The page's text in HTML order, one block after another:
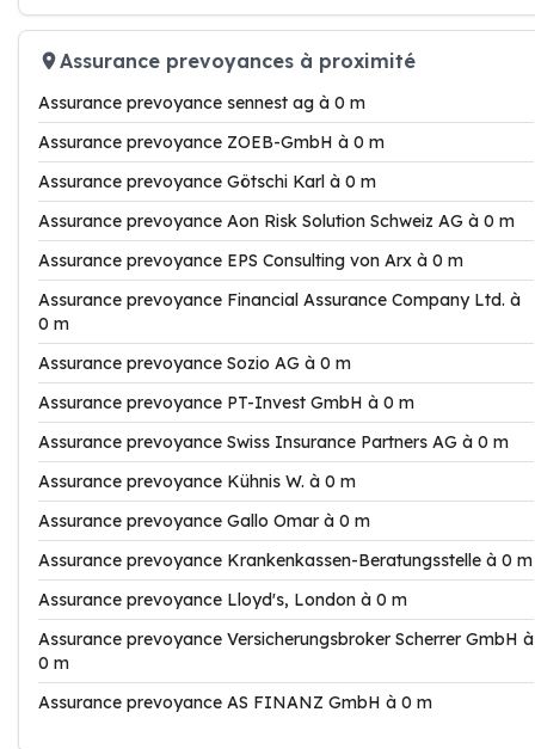
Assurance prevoyances à proximité
Assurance prevoyance sennest ag à 0 m
Assurance prevoyance ZOEB-GmbH à 0 m
Assurance prevoyance Götschi Karl à 0 m
Assurance prevoyance Aon Risk Solution Schweiz AG à 0 m
Assurance prevoyance EPS Consulting von Arx à 0 m
Assurance prevoyance Financial Assurance Company Ltd. à
0 m
Assurance prevoyance Sozio AG à 0 m
Assurance prevoyance PT-Invest GmbH à 0 m
Assurance prevoyance Swiss Insurance Partners AG à 0 m
Assurance prevoyance Kühnis W. à 0 m
Assurance prevoyance Gallo Omar à 0 m
Assurance prevoyance Krankenkassen-Beratungsstelle à 0 m
Assurance prevoyance Lloyd's, London à 0 m
Assurance prevoyance Versicherungsbroker Scherrer GmbH à
0 m
Assurance prevoyance AS FINANZ GmbH à 0 m